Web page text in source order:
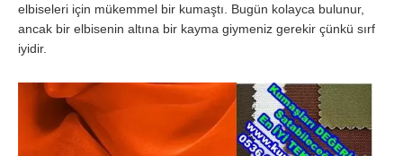
elbiseleri için mükemmel bir kumaştı. Bugün kolayca bulunur,
ancak bir elbisenin altına bir kayma giymeniz gerekir çünkü sırf
iyidir.